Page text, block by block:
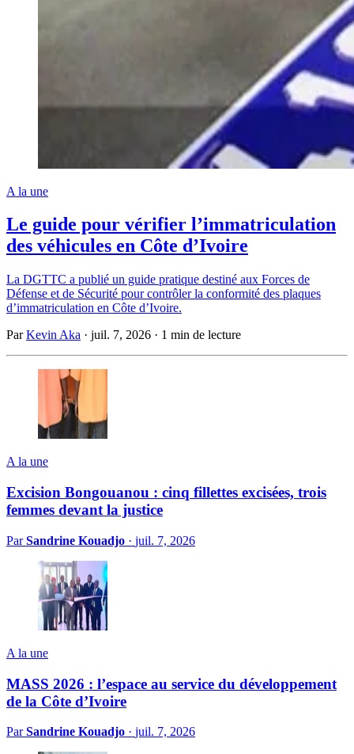
A la une
Le guide pour vérifier l’immatriculation
des véhicules en Côte d’Ivoire
La DGTTC a publié un guide pratique destiné aux Forces de
Défense et de Sécurité pour contrôler la conformité des plaques
d’immatriculation en Côte d’Ivoire.
ParKevin Aka · juil. 7, 2026 · 1 min de lecture
A la une
Excision Bongouanou : cinq fillettes excisées, trois
femmes devant la justice
ParSandrine Kouadjo · juil. 7, 2026
A la une
MASS 2026 : l’espace au service du développement
de la Côte d’Ivoire
ParSandrine Kouadjo · juil. 7, 2026